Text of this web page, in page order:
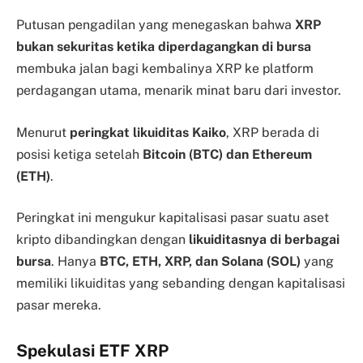
Putusan pengadilan yang menegaskan bahwa XRP
bukan sekuritas ketika diperdagangkan di bursa
membuka jalan bagi kembalinya XRP ke platform
perdagangan utama, menarik minat baru dari investor.
Menurut peringkat likuiditas Kaiko, XRP berada di
posisi ketiga setelah Bitcoin (BTC) dan Ethereum
(ETH).
Peringkat ini mengukur kapitalisasi pasar suatu aset
kripto dibandingkan dengan likuiditasnya di berbagai
bursa. Hanya BTC, ETH, XRP, dan Solana (SOL) yang
memiliki likuiditas yang sebanding dengan kapitalisasi
pasar mereka.
Spekulasi ETF XRP